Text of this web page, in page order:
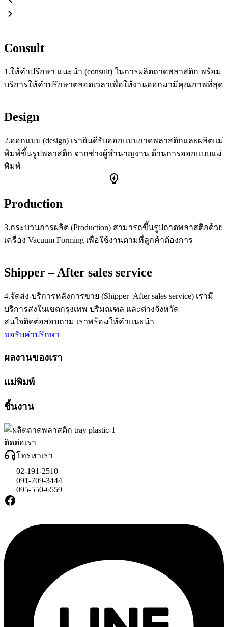
Consult
1.ให้คำปรึกษา แนะนำ (consult) ในการผลิตถาดพลาสติก พร้อม
บริการให้คำปรึกษาตลอดเวลาเพื่อให้งานออกมามีคุณภาพที่สุด
Design
2.ออกแบบ (design) เรายินดีรับออกแบบถาดพลาสติกและผลิตแม่
พิมพ์ขึ้นรูปพลาสติก จากช่างผู้ชำนาญงาน ด้านการออกแบบแม่
พิมพ์
Production
3.กระบวนการผลิต (Production) สามารถขึ้นรูปถาดพลาสติกด้วย
เครื่อง Vacuum Forming เพื่อใช้งานตามที่ลูกค้าต้องการ
Shipper – After sales service
4.จัดส่ง-บริการหลังการขาย (Shipper–After sales service) เรามี
บริการส่งในเขตกรุงเทพ ปริมณฑล และต่างจังหวัด
สนใจติดต่อสอบถาม เราพร้อมให้คำแนะนำ
ขอรับคำปรึกษา
ผลงานของเรา
แม่พิมพ์
ชิ้นงาน
ติดต่อเรา
โทรหาเรา
02-191-2510
091-709-3444
095-550-6559